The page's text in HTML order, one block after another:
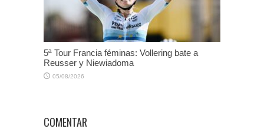
5ª Tour Francia féminas: Vollering bate a
Reusser y Niewiadoma
05/08/2026
COMENTAR